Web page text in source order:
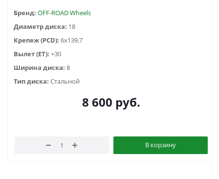
Бренд: OFF-ROAD Wheels
Диаметр диска: 18
Крепеж (PCD): 6x139,7
Вылет (ET): +30
Ширина диска: 8
Тип диска: Стальной
8 600 руб.
В корзину